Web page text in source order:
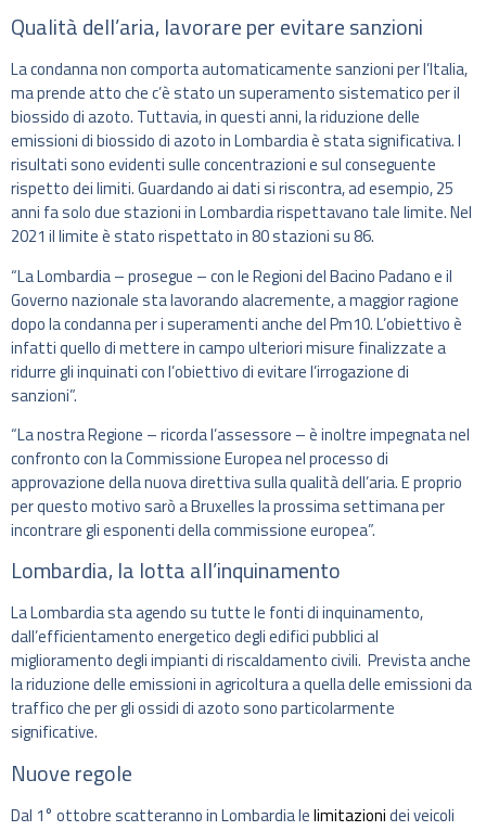
Qualità dell’aria, lavorare per evitare sanzioni
La condanna non comporta automaticamente sanzioni per l’Italia,
ma prende atto che c’è stato un superamento sistematico per il
biossido di azoto. Tuttavia, in questi anni, la riduzione delle
emissioni di biossido di azoto in Lombardia è stata significativa. I
risultati sono evidenti sulle concentrazioni e sul conseguente
rispetto dei limiti. Guardando ai dati si riscontra, ad esempio, 25
anni fa solo due stazioni in Lombardia rispettavano tale limite. Nel
2021 il limite è stato rispettato in 80 stazioni su 86.
“La Lombardia – prosegue – con le Regioni del Bacino Padano e il
Governo nazionale sta lavorando alacremente, a maggior ragione
dopo la condanna per i superamenti anche del Pm10. L’obiettivo è
infatti quello di mettere in campo ulteriori misure finalizzate a
ridurre gli inquinati con l’obiettivo di evitare l’irrogazione di
sanzioni”.
“La nostra Regione – ricorda l’assessore – è inoltre impegnata nel
confronto con la Commissione Europea nel processo di
approvazione della nuova direttiva sulla qualità dell’aria. E proprio
per questo motivo sarò a Bruxelles la prossima settimana per
incontrare gli esponenti della commissione europea”.
Lombardia, la lotta all’inquinamento
La Lombardia sta agendo su tutte le fonti di inquinamento,
dall’efficientamento energetico degli edifici pubblici al
miglioramento degli impianti di riscaldamento civili. Prevista anche
la riduzione delle emissioni in agricoltura a quella delle emissioni da
traffico che per gli ossidi di azoto sono particolarmente
significative.
Nuove regole
Dal 1° ottobre scatteranno in Lombardia lelimitazionidei veicoli